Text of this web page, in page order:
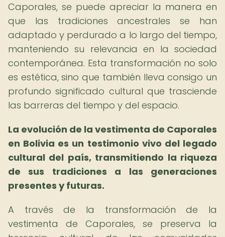
Caporales, se puede apreciar la manera en
que las tradiciones ancestrales se han
adaptado y perdurado a lo largo del tiempo,
manteniendo su relevancia en la sociedad
contemporánea. Esta transformación no solo
es estética, sino que también lleva consigo un
profundo significado cultural que trasciende
las barreras del tiempo y del espacio.
La evolución de la vestimenta de Caporales
en Bolivia es un testimonio vivo del legado
cultural del país, transmitiendo la riqueza
de sus tradiciones a las generaciones
presentes y futuras.
A través de la transformación de la
vestimenta de Caporales, se preserva la